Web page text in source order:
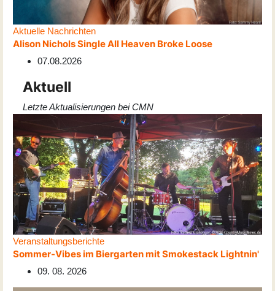
Aktuelle Nachrichten
Alison Nichols Single All Heaven Broke Loose
07.08.2026
Aktuell
Letzte Aktualisierungen bei CMN
Veranstaltungsberichte
Sommer-Vibes im Biergarten mit Smokestack Lightnin'
09. 08. 2026